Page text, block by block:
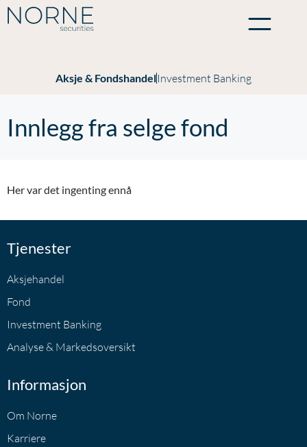
Aksje & FondshandelInvestment Banking
Innlegg fra selge fond
Her var det ingenting ennå
Tjenester
Aksjehandel
Fond
Investment Banking
Analyse & Markedsoversikt
Informasjon
Om Norne
Karriere